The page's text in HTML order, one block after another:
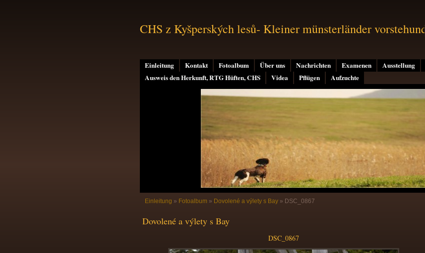
Einleitung Kontakt Fotoalbum Über uns Nachrichten Examenen Ausstellung
Ausweis den Herkunft, RTG Hüften, CHS
Videa Pflügen Aufzuchte
CHS z Kyšperských lesů- Kleiner münsterländer vorstehund
Einleitung » Fotoalbum » Dovolené a výlety s Bay » DSC_0867
Dovolené a výlety s Bay
DSC_0867